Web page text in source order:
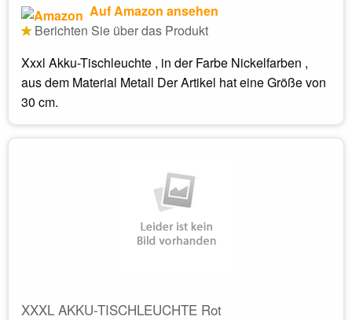
Auf Amazon ansehen
Berichten Sie über das Produkt
Xxxl Akku-Tischleuchte , in der Farbe Nickelfarben ,
aus dem Material Metall Der Artikel hat eine Größe von
30 cm.
XXXL AKKU-TISCHLEUCHTE Rot